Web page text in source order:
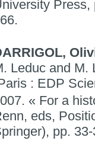
Press,
Leduc and M.
: EDP
« For a
eds,
pp.